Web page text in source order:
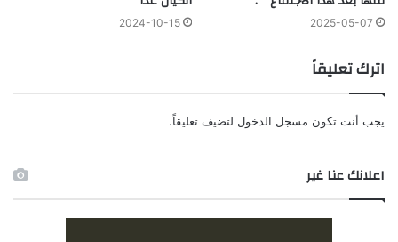
2025-05-07
2024-10-15
اترك تعليقاً
يجب أنت تكون مسجل الدخول لتضيف تعليقاً.
اعلانك عنا غير